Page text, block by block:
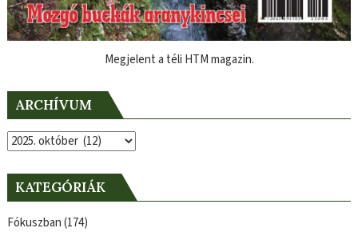
Megjelent a téli HTM magazin.
ARCHÍVUM
Archívum
KATEGÓRIÁK
Fókuszban(174)